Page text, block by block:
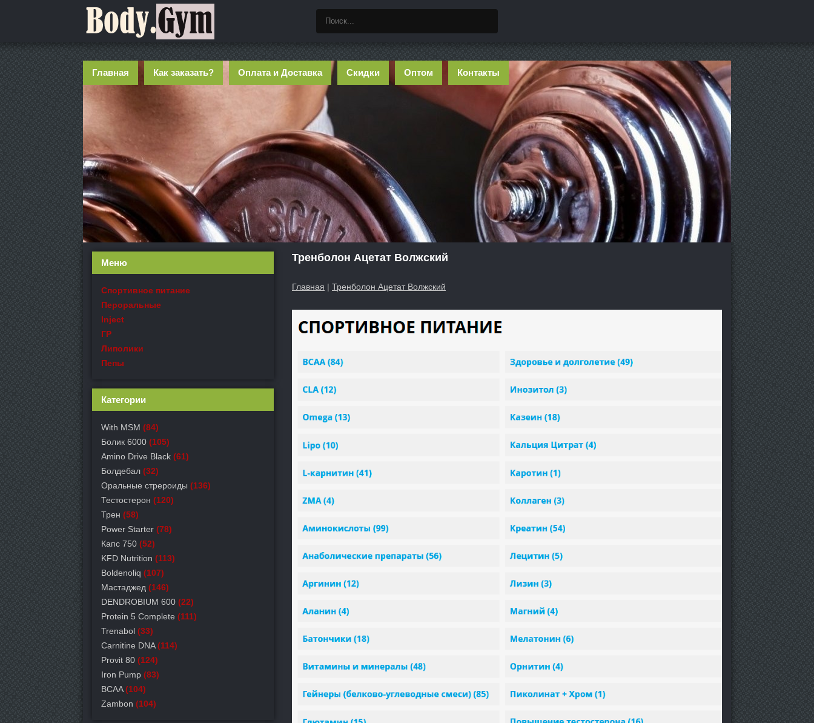
Главная Как заказать? Оплата и Доставка Скидки Оптом Контакты
Тренболон Ацетат Волжский
Главная | Тренболон Ацетат Волжский
Меню
Спортивное питание
Пероральные
Inject
ГР
Липолики
Пепы
Категории
With MSM (84)
Болик 6000 (105)
Amino Drive Black (61)
Болдебал (32)
Оральные стрероиды (136)
Тестостерон (120)
Трен (58)
Power Starter (78)
Капс 750 (52)
KFD Nutrition (113)
Boldenoliq (107)
Мастаджед (146)
DENDROBIUM 600 (22)
Protein 5 Complete (111)
Trenabol (33)
Carnitine DNA (114)
Provit 80 (124)
Iron Pump (83)
BCAA (104)
Zambon (104)